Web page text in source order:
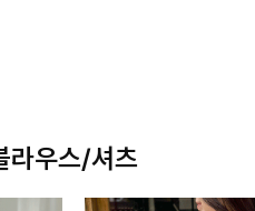
라우스/셔츠